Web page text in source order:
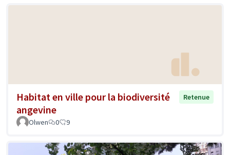
Habitat en ville pour la biodiversité
angevine
Retenue
Olwen 0 9